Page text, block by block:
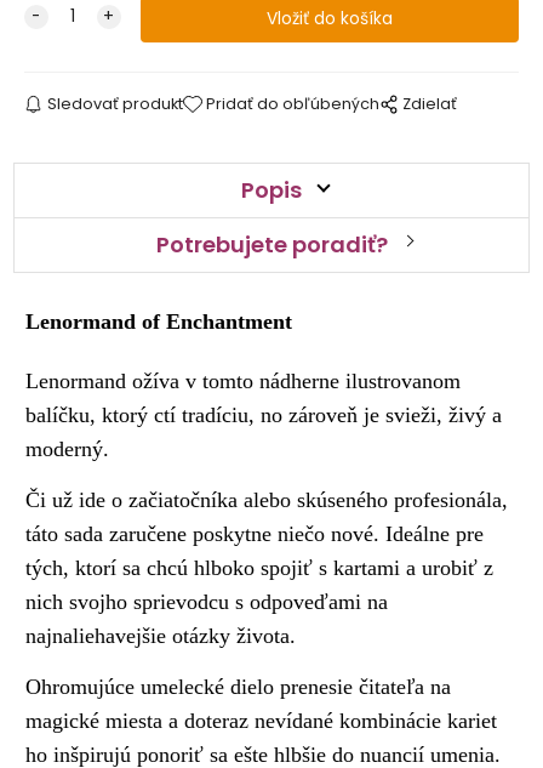
Sledovať produkt Pridať do obľúbených Zdielať
Popis
Potrebujete poradiť?
Lenormand of Enchantment
Lenormand ožíva v tomto nádherne ilustrovanom
balíčku, ktorý ctí tradíciu, no zároveň je svieži, živý a
moderný.
Či už ide o začiatočníka alebo skúseného profesionála,
táto sada zaručene poskytne niečo nové. Ideálne pre
tých, ktorí sa chcú hlboko spojiť s kartami a urobiť z
nich svojho sprievodcu s odpoveďami na
najnaliehavejšie otázky života.
Ohromujúce umelecké dielo prenesie čitateľa na
magické miesta a doteraz nevídané kombinácie kariet
ho inšpirujú ponoriť sa ešte hlbšie do nuancií umenia.